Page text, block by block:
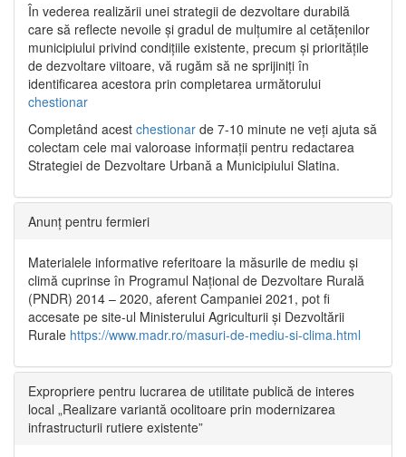
În vederea realizării unei strategii de dezvoltare durabilă
care să reflecte nevoile și gradul de mulțumire al cetățenilor
municipiului privind condițiile existente, precum și prioritățile
de dezvoltare viitoare, vă rugăm să ne sprijiniți în
identificarea acestora prin completarea următorului
chestionar
Completând acest chestionar de 7-10 minute ne veți ajuta să
colectam cele mai valoroase informații pentru redactarea
Strategiei de Dezvoltare Urbană a Municipiului Slatina.
Anunț pentru fermieri
Materialele informative referitoare la măsurile de mediu și
climă cuprinse în Programul Național de Dezvoltare Rurală
(PNDR) 2014 – 2020, aferent Campaniei 2021, pot fi
accesate pe site-ul Ministerului Agriculturii și Dezvoltării
Rurale https://www.madr.ro/masuri-de-mediu-si-clima.html
Expropriere pentru lucrarea de utilitate publică de interes
local „Realizare variantă ocolitoare prin modernizarea
infrastructurii rutiere existente”